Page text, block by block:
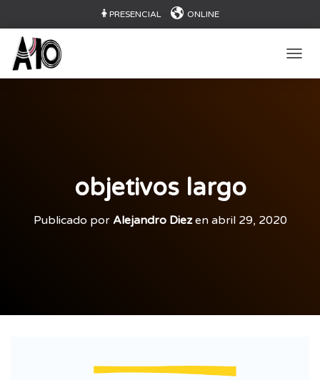
PRESENCIAL ONLINE
objetivos largo
Publicado por Alejandro Diezen abril 29, 2020